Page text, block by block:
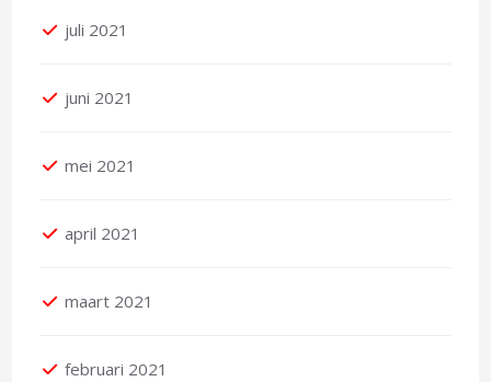
juli 2021
juni 2021
mei 2021
april 2021
maart 2021
februari 2021